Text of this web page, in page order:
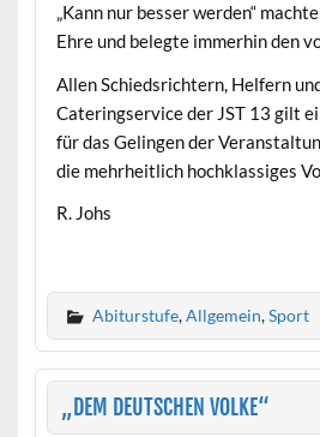
„Kann nur besser werden“
Ehre und belegte immerhin den
Allen Schiedsrichtern, Helfern
Cateringservice der JST 13 gilt
für das Gelingen der
die mehrheitlich hochklassiges
R. Johs
Abiturstufe,Allgemein,Sport
„DEM DEUTSCHEN VOLKE“